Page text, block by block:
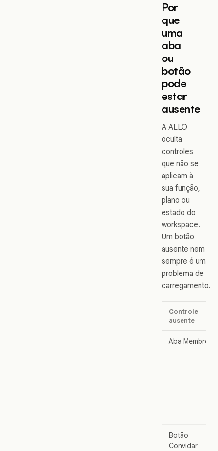
Por
que
uma
aba
ou
botão
pode
estar
ausente
A ALLO
oculta
controles
que não se
aplicam à
sua função,
plano ou
estado do
workspace.
Um botão
ausente nem
sempre é um
problema de
carregamento.
Controle
ausente
Aba Membros
Botão
Convidar